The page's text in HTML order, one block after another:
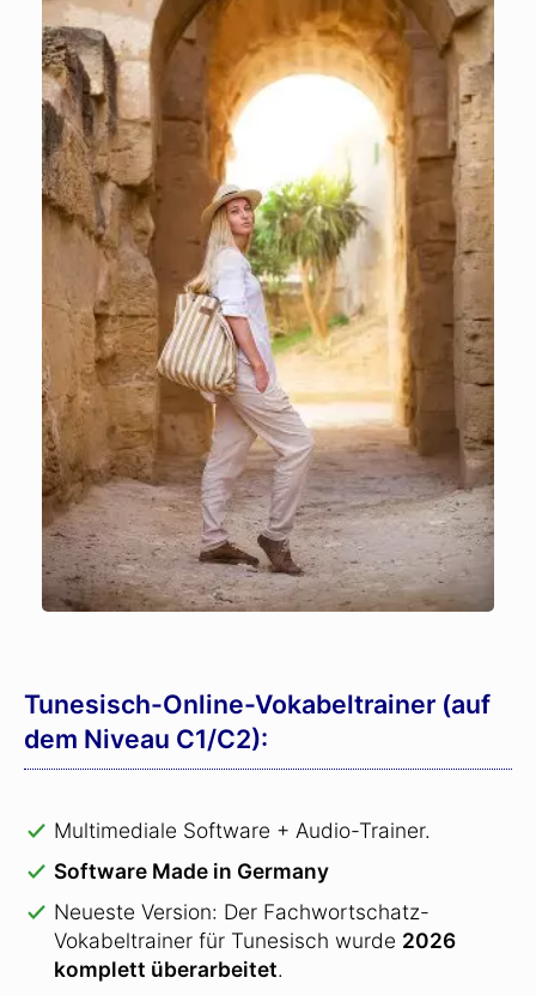
Tunesisch-Online-Vokabeltrainer (auf
dem Niveau C1/C2):
Multimediale Software + Audio-Trainer.
Software Made in Germany
Neueste Version: Der Fachwortschatz-
Vokabeltrainer für Tunesisch wurde 2026
komplett überarbeitet.